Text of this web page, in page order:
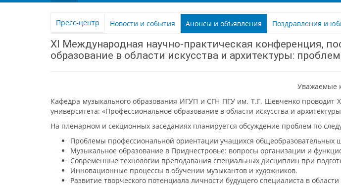
Пресс-центр Новости и события Анонсы и объявления Поздравления и
XI Международная научно-практическая конференция,
образование в области искусства и архитектуры:
Уважаемые
Кафедра музыкального образования ИГУП и СГН ПГУ им. Т.Г. Шевченко
университета: «Профессиональное образование в области искусства и
На пленарном и секционных заседаниях планируется обсуждение проблем по
Проблемы профессиональной ориентации учащихся общеобразовательных
Музыкальное образование в Приднестровье: вопросы организации и
Современные технологии преподавания специальных дисциплин при
Инновационные процессы в обучении музыкантов и художников.
Развитие творческого потенциала личности будущего специалиста в области